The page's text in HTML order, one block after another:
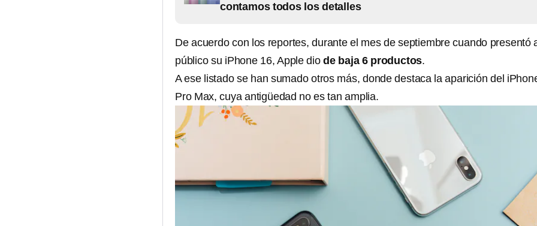
contamos todos los detalles
De acuerdo con los reportes, durante el mes de septiembre cuando presentó
público su iPhone 16, Apple diode baja 6 productos.
A ese listado se han sumado otros más, donde destaca la aparición del
Pro Max, cuya antigüedad no es tan amplia.